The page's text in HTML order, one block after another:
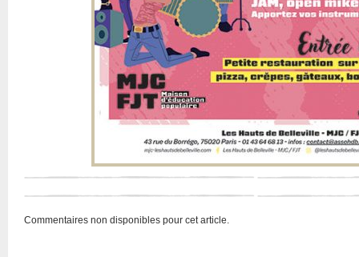
Commentaires non disponibles pour cet article.